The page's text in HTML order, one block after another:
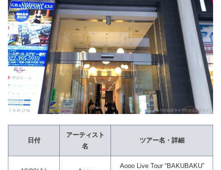
日付
アーティスト
名
ツアー名・詳細
Aooo Live Tour “BAKUBAKU”